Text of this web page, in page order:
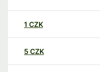
1 CZK
5 CZK